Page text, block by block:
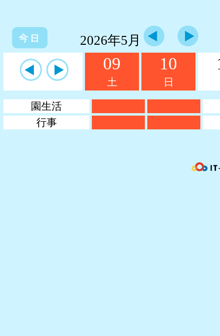
2026年5月
09
土
10
日
園生活
行事